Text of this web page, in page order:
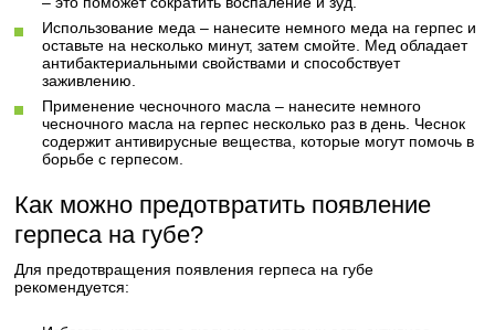
Использование меда – нанесите немного меда на герпес и
оставьте на несколько минут, затем смойте. Мед обладает
антибактериальными свойствами и способствует
заживлению.
Применение чесночного масла – нанесите немного
чесночного масла на герпес несколько раз в день. Чеснок
содержит антивирусные вещества, которые могут помочь в
борьбе с герпесом.
Как можно предотвратить появление
герпеса на губе?
Для предотвращения появления герпеса на губе
рекомендуется: